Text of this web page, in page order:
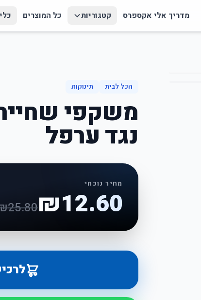
מדריך אלי אקספרס קטגוריות כל המוצרים
הכל לבית תינוקות
משקפי שחייה
נגד ערפל
מחיר נוכחי
₪12.60
25.80